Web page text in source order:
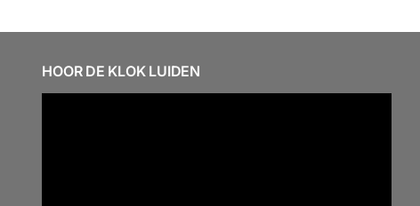
HOOR DE KLOK LUIDEN